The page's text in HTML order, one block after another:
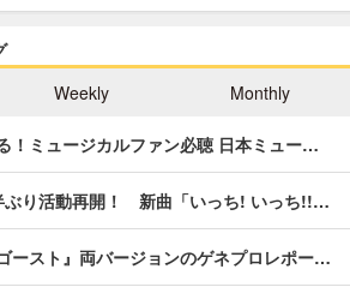
Weekly Monthly
！ミュージカルファン必聴 日本ミュー…
り活動再開！ 新曲「いっち! いっち!!…
ースト』両バージョンのゲネプロレポー…